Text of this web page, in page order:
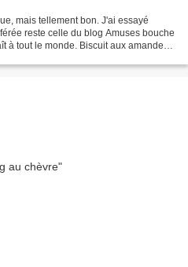
mais tellement bon. J'ai essayé
reste celle du blog Amuses bouche
à tout le monde. Biscuit aux amandes